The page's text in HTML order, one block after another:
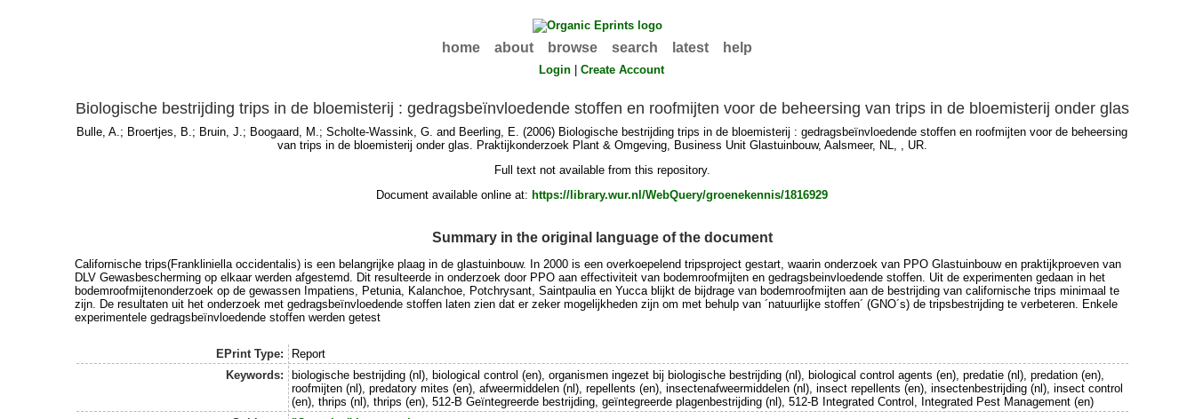
home about browse search latest help
Login |Create Account
Biologische bestrijding trips in de bloemisterij : gedragsbeïnvloedende stoffen en roofmijten voor de beheersing van trips in de bloemisterij onder glas
Bulle, A.; Broertjes, B.; Bruin, J.; Boogaard, M.;Scholte-Wassink, G. and Beerling, E. (2006) Biologische bestrijding trips in de bloemisterij : gedragsbeïnvloedende stoffen en roofmijten voor de beheersing
van trips in de bloemisterij onder glas. Praktijkonderzoek Plant & Omgeving, Business Unit Glastuinbouw, Aalsmeer, NL, , UR.
Full text not available from this repository.
Document available online at: https://library.wur.nl/WebQuery/groenekennis/1816929
Summary in the original language of the document
Californische trips(Frankliniella occidentalis) is een belangrijke plaag in de glastuinbouw. In 2000 is een overkoepelend tripsproject gestart, waarin onderzoek van PPO Glastuinbouw en praktijkproeven van
DLV Gewasbescherming op elkaar werden afgestemd. Dit resulteerde in onderzoek door PPO aan effectiviteit van bodemroofmijten en gedragsbeinvloedende stoffen. Uit de experimenten gedaan in het
bodemroofmijtenonderzoek op de gewassen Impatiens, Petunia, Kalanchoe, Potchrysant, Saintpaulia en Yucca blijkt de bijdrage van bodemroofmijten aan de bestrijding van californische trips minimaal te
zijn. De resultaten uit het onderzoek met gedragsbeïnvloedende stoffen laten zien dat er zeker mogelijkheden zijn om met behulp van ´natuurlijke stoffen´ (GNO´s) de tripsbestrijding te verbeteren. Enkele
experimentele gedragsbeïnvloedende stoffen werden getest
EPrint Type:
Report
Keywords:
biologische bestrijding (nl), biological control (en), organismen ingezet bij biologische bestrijding (nl), biological control agents (en), predatie (nl), predation (en),
roofmijten (nl), predatory mites (en), afweermiddelen (nl), repellents (en), insectenafweermiddelen (nl), insect repellents (en), insectenbestrijding (nl), insect control
(en), thrips (nl), thrips (en), 512-B Geïntegreerde bestrijding, geïntegreerde plagenbestrijding (nl), 512-B Integrated Control, Integrated Pest Management (en)